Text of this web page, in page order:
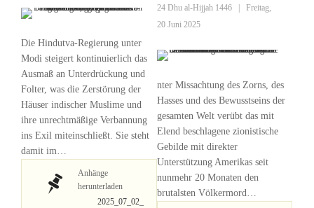
Die Hindutva-Regierung unter
Modi steigert kontinuierlich das
Ausmaß an Unterdrückung und
Folter, was die Zerstörung der
Häuser indischer Muslime und
ihre unrechtmäßige Verbannung
ins Exil miteinschließt. Sie steht
damit im…
Anhänge
herunterladen
2025_07_02_
24 Dhu al-Hijjah 1446
Freitag,
20 Juni 2025
nter Missachtung des Zorns, des
Hasses und des Bewusstseins der
gesamten Welt verübt das mit
Elend beschlagene zionistische
Gebilde mit direkter
Unterstützung Amerikas seit
nunmehr 20 Monaten den
brutalsten Völkermord…